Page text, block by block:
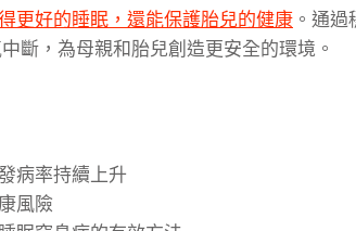
更好的睡眠，還能保護胎兒的健康 。通過
斷，為母親和胎兒創造更安全的環境。
病率持續上升
風險